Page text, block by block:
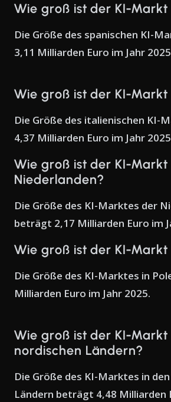
Wie groß ist der KI-Markt
Die Größe des spanischen KI-
3,11 Milliarden Euro im Jahr
Wie groß ist der KI-Markt
Die Größe des italienischen KI-
4,37 Milliarden Euro im Jahr
Wie groß ist der KI-Markt
Niederlanden?
Die Größe des KI-Marktes der
beträgt 2,17 Milliarden Euro im
Wie groß ist der KI-Markt
Die Größe des KI-Marktes in
Milliarden Euro im Jahr 2025.
Wie groß ist der KI-Markt
nordischen Ländern?
Die Größe des KI-Marktes in
Ländern beträgt 4,48 Milliarden